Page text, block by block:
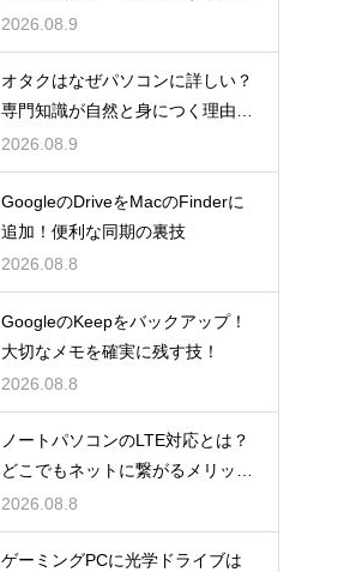
2026.08.9
オタクはなぜパソコンに詳しい？
専門知識が自然と身につく理由を
考察
2026.08.9
GoogleのDriveをMacのFinderに
追加！便利な同期の裏技
2026.08.8
GoogleのKeepをバックアップ！
大切なメモを確実に残す技！
2026.08.8
ノートパソコンのLTE対応とは？
どこでもネットに繋がるメリット
解説
2026.08.8
ゲーミングPCに光学ドライブは